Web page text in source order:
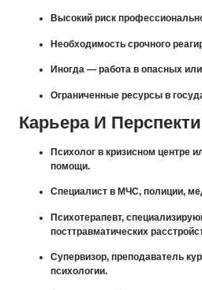
Высокий риск
Необходимость срочного
Иногда — работа в опасных
Ограниченные ресурсы в
Карьера И
Психолог в кризисном центре
помощи.
Специалист в МЧС, полиции,
Психотерапевт,
посттравматических
Супервизор, преподаватель
психологии.